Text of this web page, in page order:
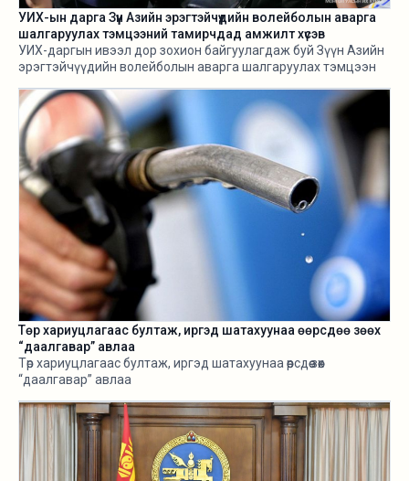
УИХ-ын дарга Зүүн Азийн эрэгтэйчүүдийн волейболын аварга
шалгаруулах тэмцээний тамирчдад амжилт хүсэв
УИХ-даргын ивээл дор зохион байгуулагдаж буй Зүүн Азийн
эрэгтэйчүүдийн волейболын аварга шалгаруулах тэмцээн
Төр хариуцлагаас бултаж, иргэд шатахуунаа өөрсдөө зөөх
“даалгавар” авлаа
Төр хариуцлагаас бултаж, иргэд шатахуунаа өөрсдөө зөөх
“даалгавар” авлаа